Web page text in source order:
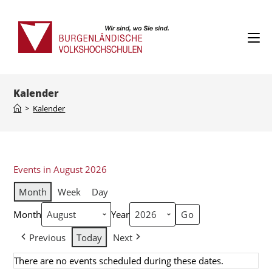
Kalender
> Kalender
Events in August 2026
Month
Week
Day
Month
Year
Previous
Today
Next
There are no events scheduled during these dates.